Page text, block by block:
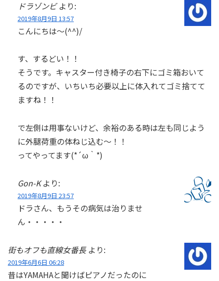
ドラゾンビ より:
2019年8月9日 13:57
こんにちは～(^^)/
す、するどい！！
そうです。キャスター付き椅子の右下にゴミ箱おいて
るのですが、いちいち必要以上に体入れてゴミ捨てて
ますね！！
で左側は用事ないけど、余裕のある時は左も同じよう
に外腿荷重の体ねじ込む～！！
ってやってます(*´ω｀*)
Gon-K より:
2019年8月9日 23:57
ドラさん、もうその病気は治りませ
ん・・・・・
街もオフも直線女番長 より:
2019年6月6日 06:28
昔はYAMAHAと聞けばピアノだったのに